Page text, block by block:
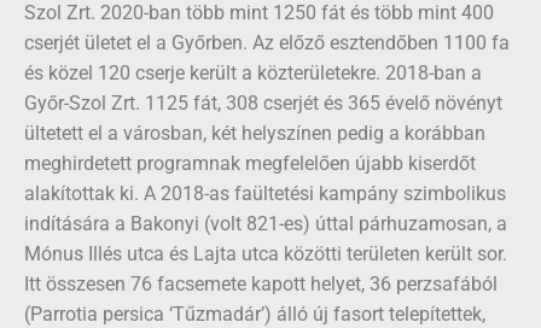
Szol Zrt. 2020-ban több mint 1250 fát és több mint 400
cserjét ületet el a Győrben. Az előző esztendőben 1100 fa
és közel 120 cserje került a közterületekre. 2018-ban a
Győr-Szol Zrt. 1125 fát, 308 cserjét és 365 évelő növényt
ültetett el a városban, két helyszínen pedig a korábban
meghirdetett programnak megfelelően újabb kiserdőt
alakítottak ki. A 2018-as faültetési kampány szimbolikus
indítására a Bakonyi (volt 821-es) úttal párhuzamosan, a
Mónus Illés utca és Lajta utca közötti területen került sor.
Itt összesen 76 facsemete kapott helyet, 36 perzsafából
(Parrotia persica ‘Tűzmadár’) álló új fasort telepítettek,